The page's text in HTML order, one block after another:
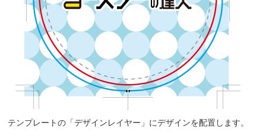
テンプレートの「デザインレイヤー」にデザインを配置します。